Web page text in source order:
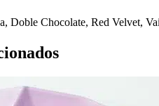
, Doble Chocolate, Red Velvet,